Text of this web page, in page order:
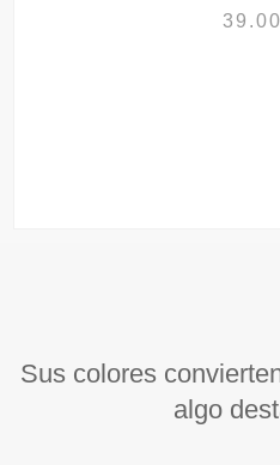
39.00
Sus colores
algo